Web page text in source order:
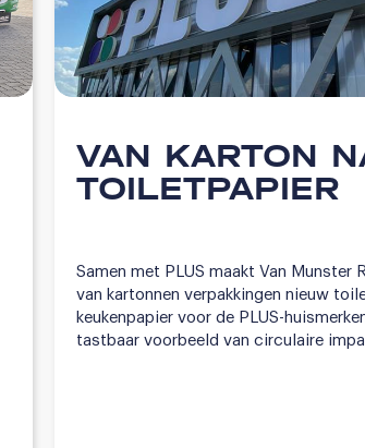
VAN KARTON
TOILETPAPIER
Samen met PLUS maakt Van Munster
van kartonnen verpakkingen nieuw
keukenpapier voor de PLUS-
tastbaar voorbeeld van circulaire